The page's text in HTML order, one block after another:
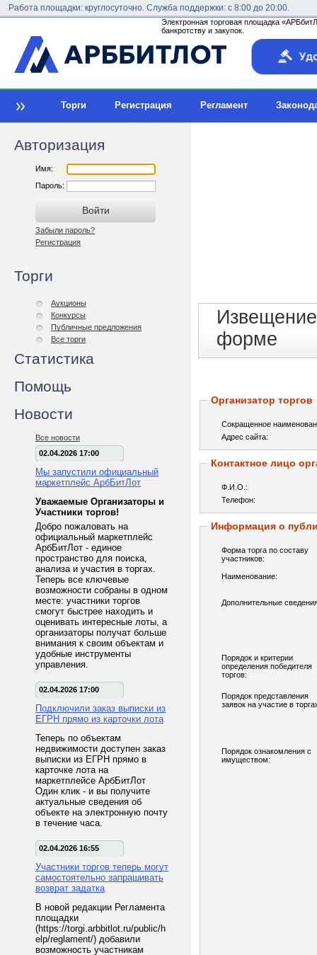
Работа площадки: круглосуточно. Служба поддержки: с 8:00 до 20:00.
Электронная торговая площадка
банкротству и закупок.
Торги Регистрация Регламент
Авторизация
Имя:
Пароль:
Забыли пароль?
Регистрация
Торги
Аукционы
Конкурсы
Публичные предложения
Все торги
Статистика
Помощь
Новости
Все новости
02.04.2026 17:00
Мы запустили официальный
маркетплейс АрбБитЛот
Уважаемые Организаторы и
Участники торгов!
Добро пожаловать на
официальный маркетплейс
АрбБитЛот - единое
пространство для поиска,
анализа и участия в торгах.
Теперь все ключевые
возможности собраны в одном
месте: участники торгов
смогут быстрее находить и
оценивать интересные лоты, а
организаторы получат больше
внимания к своим объектам и
удобные инструменты
управления.
02.04.2026 17:00
Подключили заказ выписки из
ЕГРН прямо из карточки лота
Теперь по объектам
недвижимости доступен заказ
выписки из ЕГРН прямо в
карточке лота на
маркетплейсе АрбБитЛот
Один клик - и вы получите
актуальные сведения об
объекте на электронную почту
в течение часа.
02.04.2026 16:55
Участники торгов теперь могут
самостоятельно запрашивать
возврат задатка
В новой редакции Регламента
площадки
(https://torgi.arbbitlot.ru/public/h
elp/reglament/) добавили
возможность участникам
форме
Организатор торгов
Сокращенное
Адрес сайта:
Контактное лицо
Ф.И.О.:
Телефон:
Информация о
Форма торга по составу
участников:
Наименование:
Дополнительные
Порядок и критерии
определения победителя
торгов:
Порядок представления
заявок на участие в
Порядок ознакомления с
имуществом: